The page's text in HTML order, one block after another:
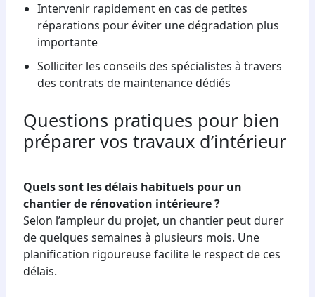
Intervenir rapidement en cas de petites
réparations pour éviter une dégradation plus
importante
Solliciter les conseils des spécialistes à travers
des contrats de maintenance dédiés
Questions pratiques pour bien
préparer vos travaux d’intérieur
Quels sont les délais habituels pour un
chantier de rénovation intérieure ?
Selon l’ampleur du projet, un chantier peut durer
de quelques semaines à plusieurs mois. Une
planification rigoureuse facilite le respect de ces
délais.